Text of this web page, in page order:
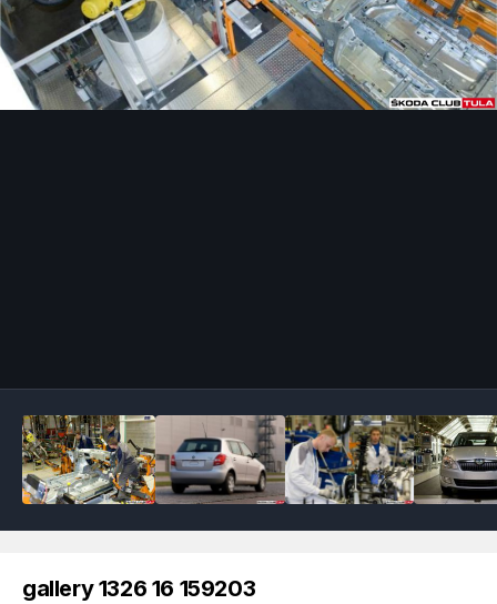
gallery 1326 16 159203